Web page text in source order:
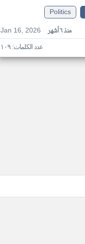
Politics
Jan 16, 2026
منذ ٦ أشهر
عدد الكلمات: ١٠٩